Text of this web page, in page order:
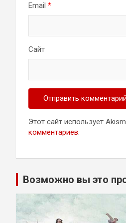
Email *
Сайт
Этот сайт использует
комментариев.
Возможно вы это